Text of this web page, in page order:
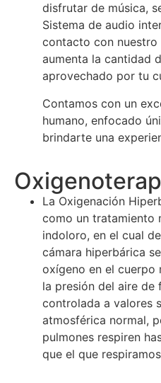
disfrutar de música,
Sistema de audio
contacto con nuestro
aumenta la cantidad
aprovechado por tu
Contamos con un
humano, enfocado
brindarte una
La Oxigenación
como un tratamiento
indoloro, en el cual
cámara hiperbárica
oxígeno en el cuerpo
la presión del aire de
controlada a valores
atmosférica normal,
pulmones respiren
que el que